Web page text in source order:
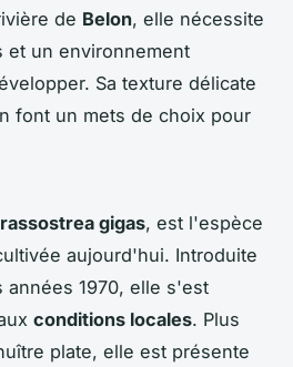
de Belon, elle nécessite
et un environnement
Sa texture délicate
font un mets de choix pour
gigas, est l'espèce
aujourd'hui. Introduite
années 1970, elle s'est
conditions locales. Plus
plate, elle est présente